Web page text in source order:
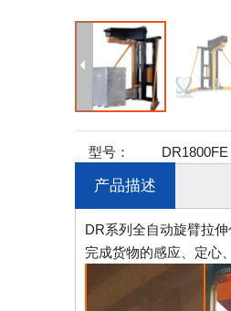
型号： DR1800FE
产品描述
DR系列全自动旋臂拉
完成货物的感应、定心